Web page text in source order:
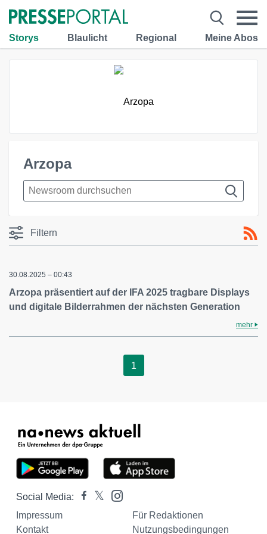
Storys Blaulicht Regional Meine Abos
Arzopa
Filtern
30.08.2025 – 00:43
Arzopa präsentiert auf der IFA 2025 tragbare Displays
und digitale Bilderrahmen der nächsten Generation
mehr
1
Social Media:
Impressum
Für Redaktionen
Kontakt
Nutzungsbedingungen